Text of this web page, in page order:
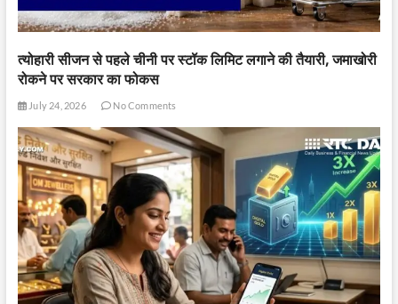
त्योहारी सीजन से पहले चीनी पर स्टॉक लिमिट लगाने की तैयारी, जमाखोरी
रोकने पर सरकार का फोकस
July 24, 2026 No Comments